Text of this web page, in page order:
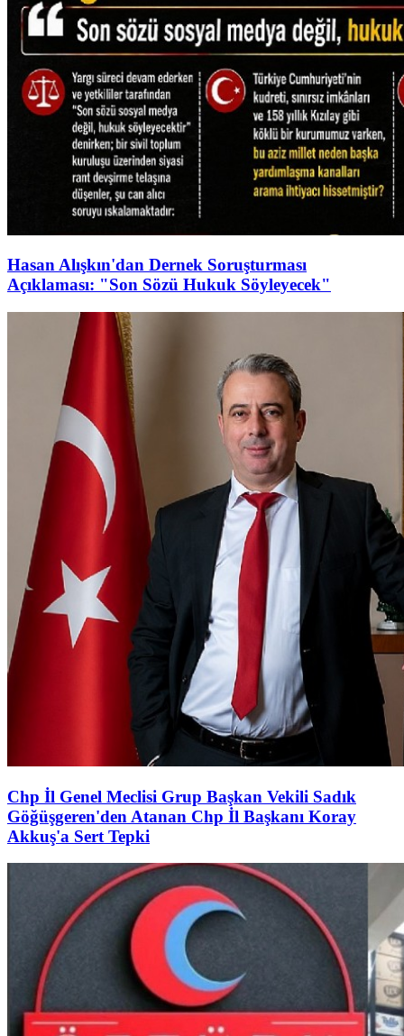
Hasan Alışkın'dan Dernek Soruşturması
Açıklaması: "Son Sözü Hukuk Söyleyecek"
Chp İl Genel Meclisi Grup Başkan Vekili Sadık
Göğüşgeren'den Atanan Chp İl Başkanı Koray
Akkuş'a Sert Tepki